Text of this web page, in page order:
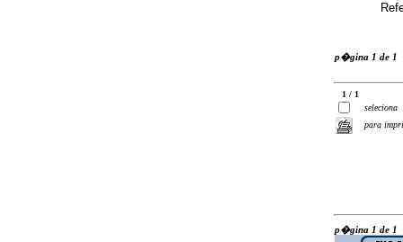
p�gina 1 de 1
1 / 1
seleciona
para
p�gina 1 de 1